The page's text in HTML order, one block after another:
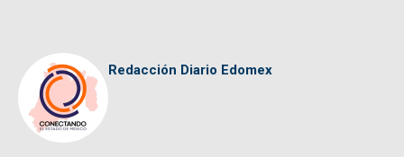
Redacción Diario Edomex